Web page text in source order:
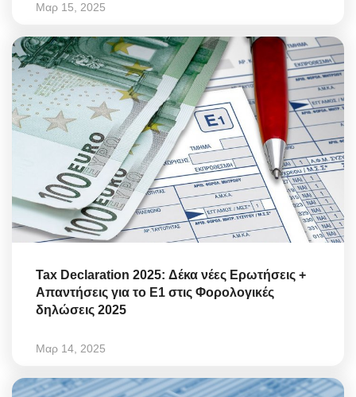
Μαρ 15, 2025
Tax Declaration 2025: Δέκα νέες Ερωτήσεις +
Απαντήσεις για το Ε1 στις Φορολογικές
δηλώσεις 2025
Μαρ 14, 2025